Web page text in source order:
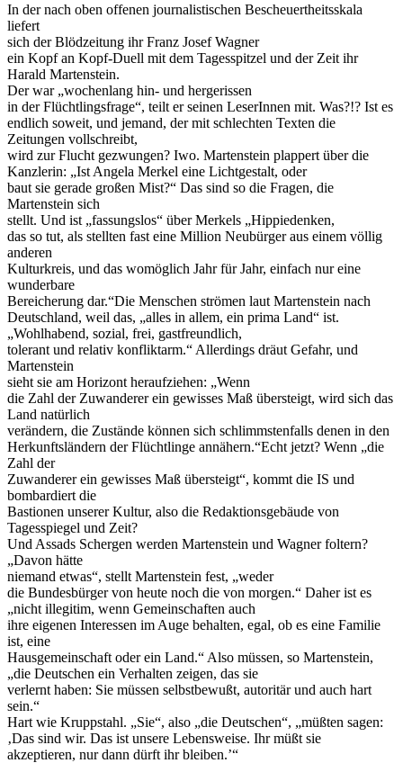
In der nach oben offenen journalistischen Bescheuertheitsskala
liefert
sich der Blödzeitung ihr Franz Josef Wagner
ein Kopf an Kopf-Duell mit dem Tagesspitzel und der Zeit ihr
Harald Martenstein.
Der war „wochenlang hin- und hergerissen
in der Flüchtlingsfrage“, teilt er seinen LeserInnen mit. Was?!? Ist es
endlich soweit, und jemand, der mit schlechten Texten die
Zeitungen vollschreibt,
wird zur Flucht gezwungen? Iwo. Martenstein plappert über die
Kanzlerin: „Ist Angela Merkel eine Lichtgestalt, oder
baut sie gerade großen Mist?“ Das sind so die Fragen, die
Martenstein sich
stellt. Und ist „fassungslos“ über Merkels „Hippiedenken,
das so tut, als stellten fast eine Million Neubürger aus einem völlig
anderen
Kulturkreis, und das womöglich Jahr für Jahr, einfach nur eine
wunderbare
Bereicherung dar.“Die Menschen strömen laut Martenstein nach
Deutschland, weil das, „alles in allem, ein prima Land“ ist.
„Wohlhabend, sozial, frei, gastfreundlich,
tolerant und relativ konfliktarm.“ Allerdings dräut Gefahr, und
Martenstein
sieht sie am Horizont heraufziehen: „Wenn
die Zahl der Zuwanderer ein gewisses Maß übersteigt, wird sich das
Land natürlich
verändern, die Zustände können sich schlimmstenfalls denen in den
Herkunftsländern der Flüchtlinge annähern.“Echt jetzt? Wenn „die
Zahl der
Zuwanderer ein gewisses Maß übersteigt“, kommt die IS und
bombardiert die
Bastionen unserer Kultur, also die Redaktionsgebäude von
Tagesspiegel und Zeit?
Und Assads Schergen werden Martenstein und Wagner foltern?
„Davon hätte
niemand etwas“, stellt Martenstein fest, „weder
die Bundesbürger von heute noch die von morgen.“ Daher ist es
„nicht illegitim, wenn Gemeinschaften auch
ihre eigenen Interessen im Auge behalten, egal, ob es eine Familie
ist, eine
Hausgemeinschaft oder ein Land.“ Also müssen, so Martenstein,
„die Deutschen ein Verhalten zeigen, das sie
verlernt haben: Sie müssen selbstbewußt, autoritär und auch hart
sein.“
Hart wie Kruppstahl. „Sie“, also „die Deutschen“, „müßten sagen:
‚Das sind wir. Das ist unsere Lebensweise. Ihr müßt sie
akzeptieren, nur dann dürft ihr bleiben.’“